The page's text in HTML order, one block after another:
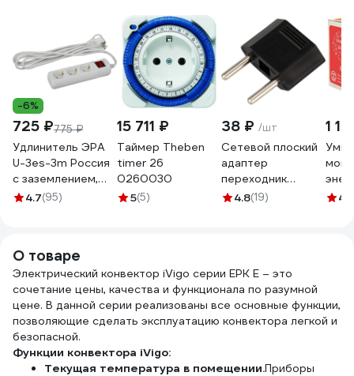
-6%
725 ₽775 ₽
Удлинитель ЭРА
U-3es-3m Россия
с заземлением,
3x1мм2, 16A, ПВС, с
4.7(95)
15 711 ₽
Таймер Theben
timer 26
0260030
5(5)
38 ₽ /шт
Сетевой плоский
адаптер
переходник
PROCONNECT 6А,
4.8(19)
1
4.9
О товаре
Электрический конвектор iVigo серии EPK E – это
сочетание цены, качества и функционала по разумной
цене. В данной серии реализованы все основные функции,
позволяющие сделать эксплуатацию конвектора легкой и
безопасной.
Функции конвектора iVigo:
Текущая температура в помещении.Приборы